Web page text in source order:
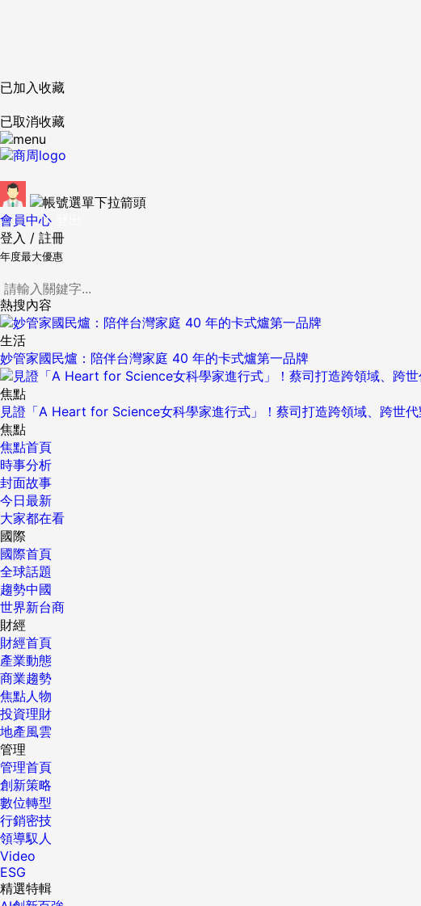
已加入收藏
已取消收藏
會員中心
登入 / 註冊
年度最大優惠
熱搜內容
生活
妙管家國民爐：陪伴台灣家庭 40 年的卡式爐第一品牌
焦點
見證「A Heart for Science女科學家進行式」！蔡司打造跨領域、跨世
焦點
焦點首頁
時事分析
封面故事
今日最新
大家都在看
國際
國際首頁
全球話題
趨勢中國
世界新台商
財經
財經首頁
產業動態
商業趨勢
焦點人物
投資理財
地產風雲
管理
管理首頁
創新策略
數位轉型
行銷密技
領導馭人
Video
ESG
精選特輯